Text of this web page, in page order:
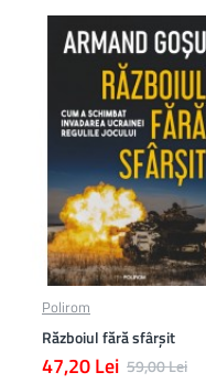
Polirom
Războiul fără sfârşit
47,20 Lei 59,00 Lei